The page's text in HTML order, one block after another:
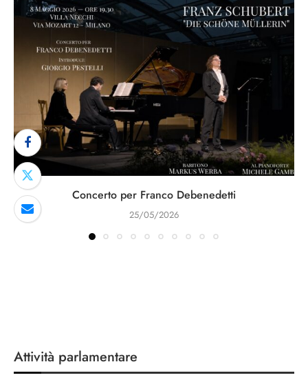
Concerto per Franco Debenedetti
25/05/2026
Attività parlamentare